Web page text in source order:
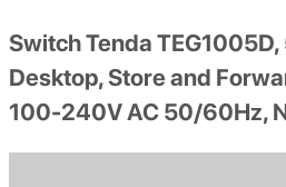
Switch Tenda
Desktop, Store and
100-240V AC 50/60Hz,